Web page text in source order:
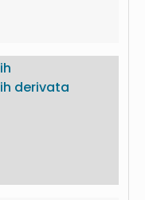
derivata